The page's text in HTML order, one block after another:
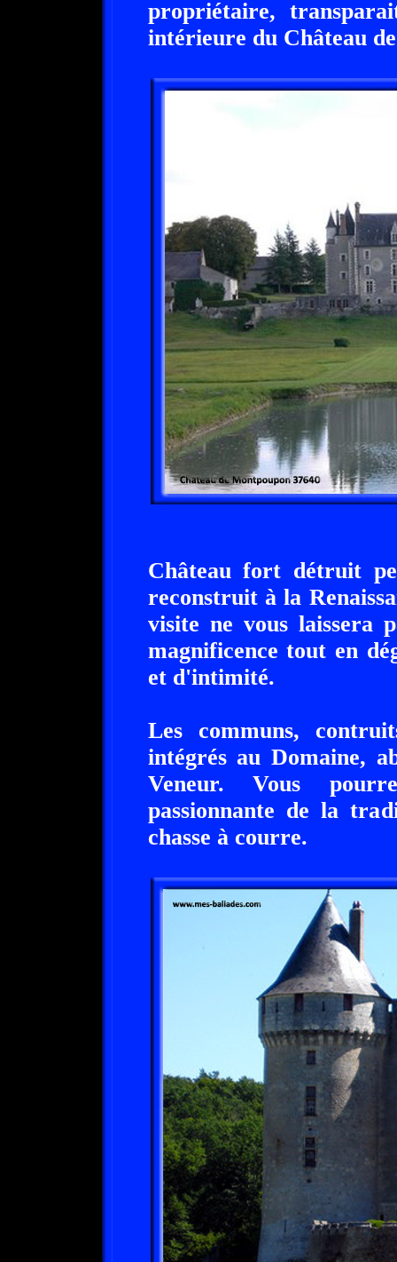
propriétaire,
intérieure du Château
Château fort détruit
reconstruit à la
visite ne vous laissera
magnificence tout en
et d'intimité.
Les communs,
intégrés au Domaine,
Veneur. Vous
passionnante de la
chasse à courre.